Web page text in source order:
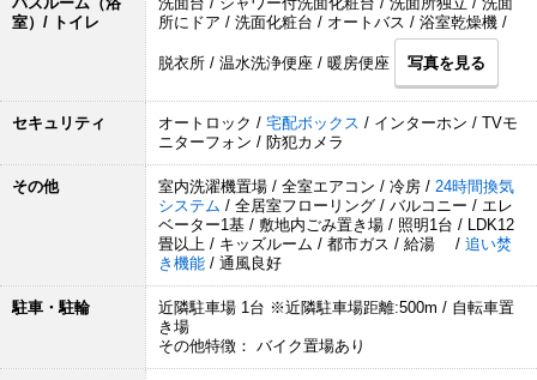
室）/ トイレ
所にドア / 洗面化粧台 / オートバス / 浴室乾燥機 /
脱衣所 / 温水洗浄便座 / 暖房便座 写真を見る
セキュリティ オートロック / 宅配ボックス / インターホン / TVモ
ニターフォン / 防犯カメラ
その他 室内洗濯機置場 / 全室エアコン / 冷房 / 24時間換気
システム / 全居室フローリング / バルコニー / エレ
ベーター1基 / 敷地内ごみ置き場 / 照明1台 / LDK12
畳以上 / キッズルーム / 都市ガス / 給湯 / 追い焚
き機能 / 通風良好
駐車・駐輪
近隣駐車場 1台 ※近隣駐車場距離:500m / 自転車置
き場
その他特徴： バイク置場あり